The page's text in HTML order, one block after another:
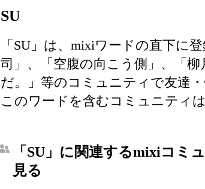
SU
「SU」は、mixiワードの直下に
司」、「空腹の向こう側」、「
だ。」等のコミュニティで友達
このワードを含むコミュニティは
「SU」に関連するmixiコミ
見る